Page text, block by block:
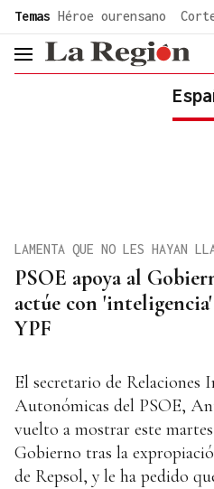
common.go-to-content
Temas Héroe ourensano
header.menu.open
PSOE apoya al
actúe con
YPF
LAMENTA QUE NO LES HAYAN
El secretario de
Autonómicas del PSOE,
vuelto a mostrar este
Gobierno tras la
de Repsol, y le ha pedido